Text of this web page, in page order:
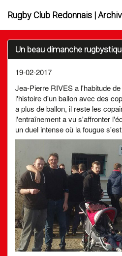
Rugby Club Redonnais |
Un beau dimanche
19-02-2017
Jea-Pierre RIVES a l'habitude
l'histoire d'un ballon avec des
a plus de ballon, il reste les
l'entraînement a vu s'affronter
un duel intense où la fougue